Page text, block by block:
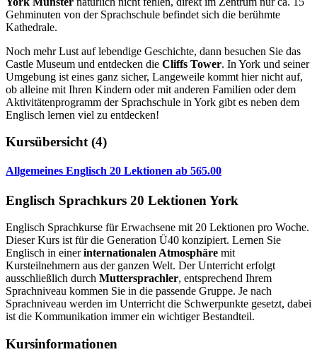
Gehminuten von der Sprachschule befindet sich die berühmte
Kathedrale.
Noch mehr Lust auf lebendige Geschichte, dann besuchen Sie das
Castle Museum und entdecken die Cliffs Tower. In York und seiner
Umgebung ist eines ganz sicher, Langeweile kommt hier nicht auf,
ob alleine mit Ihren Kindern oder mit anderen Familien oder dem
Aktivitätenprogramm der Sprachschule in York gibt es neben dem
Englisch lernen viel zu entdecken!
Kursübersicht(4)
Allgemeines Englisch 20 Lektionen ab 565.00
Englisch Sprachkurs 20 Lektionen York
Englisch Sprachkurse für Erwachsene mit 20 Lektionen pro Woche.
Dieser Kurs ist für die Generation Ü40 konzipiert. Lernen Sie
Englisch in einerinternationalen Atmosphäre mit
Kursteilnehmern aus der ganzen Welt. Der Unterricht erfolgt
ausschließlich durch Muttersprachler, entsprechend Ihrem
Sprachniveau kommen Sie in die passende Gruppe. Je nach
Sprachniveau werden im Unterricht die Schwerpunkte gesetzt, dabei
ist die Kommunikation immer ein wichtiger Bestandteil.
Kursinformationen